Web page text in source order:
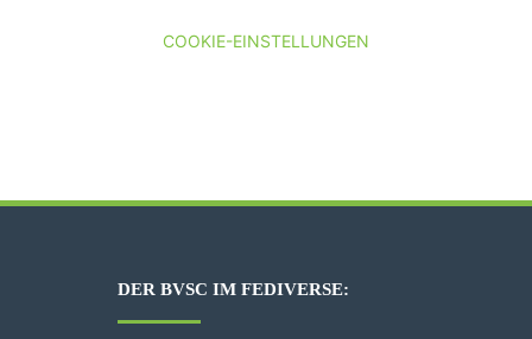
COOKIE-EINSTELLUNGEN
DER BVSC IM FEDIVERSE: